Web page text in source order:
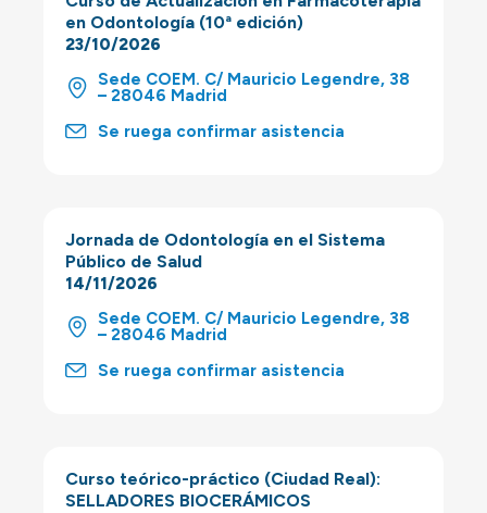
en Odontología (10ª edición)
23/10/2026
Sede COEM. C/ Mauricio Legendre, 38
– 28046 Madrid
Se ruega confirmar asistencia
Jornada de Odontología en el Sistema
Público de Salud
14/11/2026
Sede COEM. C/ Mauricio Legendre, 38
– 28046 Madrid
Se ruega confirmar asistencia
Curso teórico-práctico (Ciudad Real):
SELLADORES BIOCERÁMICOS